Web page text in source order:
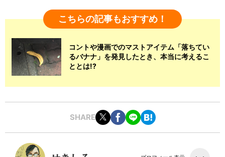
こちらの記事もおすすめ！
コントや漫画でのマストアイテム「落ちてい
るバナナ」を発見したとき、本当に考えるこ
ととは!?
SHARE